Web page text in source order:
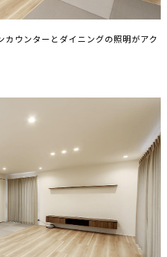
ウンターとダイニングの照明がアク